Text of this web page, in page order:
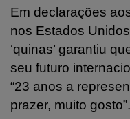
Em declarações
nos Estados
‘quinas’ garantiu
seu futuro
“23 anos a
prazer, muito gosto”.